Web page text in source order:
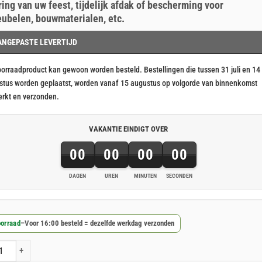
van uw feest, tijdelijk afdak of bescherming voor
bouwmaterialen, etc.
LEVERTIJD
kan gewoon worden besteld. Bestellingen die tussen 31 juli en 14
worden geplaatst, worden vanaf 15 augustus op volgorde van binnenkomst
en verzonden.
VAKANTIE EINDIGT OVER
00
DAGEN
00
UREN
00
MINUTEN
00
SECONDEN
–Voor 16:00 besteld = dezelfde werkdag verzonden
6x12m 150gr/m² aantal